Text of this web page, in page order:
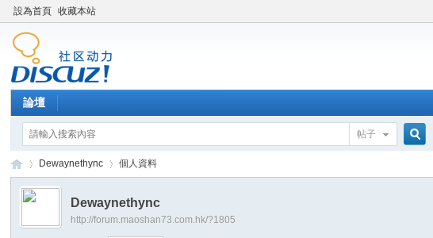
設為首頁 收藏本站
論壇
帖子
›
Dewaynethync 個人資料
Dewaynethync
http://forum.maoshan73.com.hk/?1805